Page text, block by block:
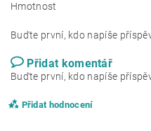
Hmotnost
Buďte první, kdo napíše
Přidat komentář
Buďte první, kdo napíše
Přidat hodnocení